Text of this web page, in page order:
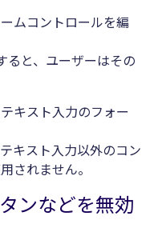
ムコントロールを編
ると、ユーザーはその
キスト入力のフォー
キスト入力以外のコン
されません。
ンなどを無効